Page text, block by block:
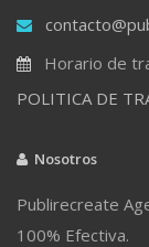
Horario de
POLITICA DE
Nosotros
Publirecreate
100% Efectiva.